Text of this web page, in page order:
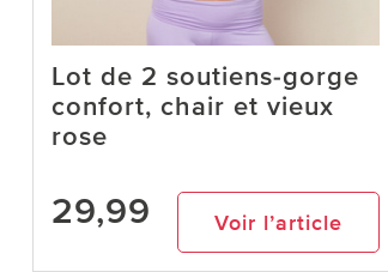
Lot de 2 soutiens-gorge
confort, chair et vieux
rose
29,99 Voir l’article